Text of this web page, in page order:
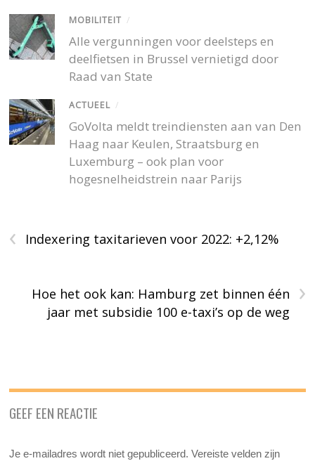
MOBILITEIT /
Alle vergunningen voor deelsteps en
deelfietsen in Brussel vernietigd door
Raad van State
ACTUEEL /
GoVolta meldt treindiensten aan van Den
Haag naar Keulen, Straatsburg en
Luxemburg – ook plan voor
hogesnelheidstrein naar Parijs
‹ Indexering taxitarieven voor 2022: +2,12%
›
Hoe het ook kan: Hamburg zet binnen één
jaar met subsidie 100 e-taxi’s op de weg
GEEF EEN REACTIE
Je e-mailadres wordt niet gepubliceerd. Vereiste velden zijn